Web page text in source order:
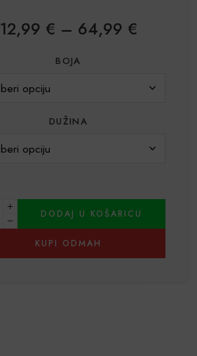
12,99 € – 64,99 €
BOJA
DUŽINA
DODAJ U KOŠARICU
KUPI ODMAH